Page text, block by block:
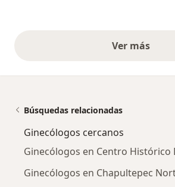
Ver más
Búsquedas relacionadas
Ginecólogos cercanos
Ginecólogos en Centro Histórico
Ginecólogos en Chapultepec